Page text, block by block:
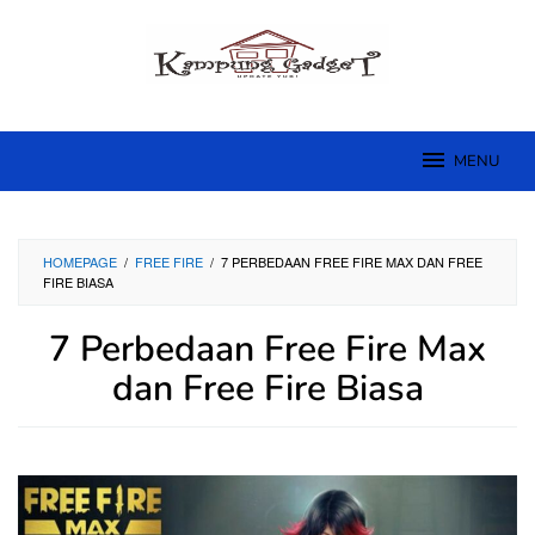
MENU
HOMEPAGE / FREE FIRE / 7 PERBEDAAN FREE FIRE MAX DAN FREE
FIRE BIASA
7 Perbedaan Free Fire Max
dan Free Fire Biasa